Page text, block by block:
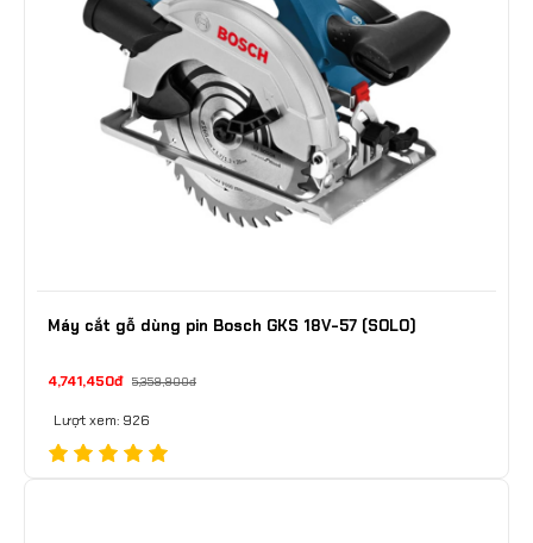
Máy cắt gỗ dùng pin Bosch GKS 18V-57 (SOLO)
4,741,450đ 5,359,900đ
Lượt xem: 926